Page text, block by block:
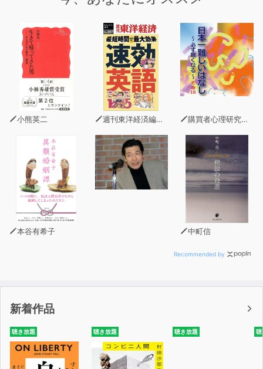
小熊英二 週刊東洋経済編集部 購買者心理研究所 株式会社モデンナ 顧問 青木幹和
本谷有希子 中町信
Recommended by
新着作品
聴き放題 聴き放題 聴き放題 聴